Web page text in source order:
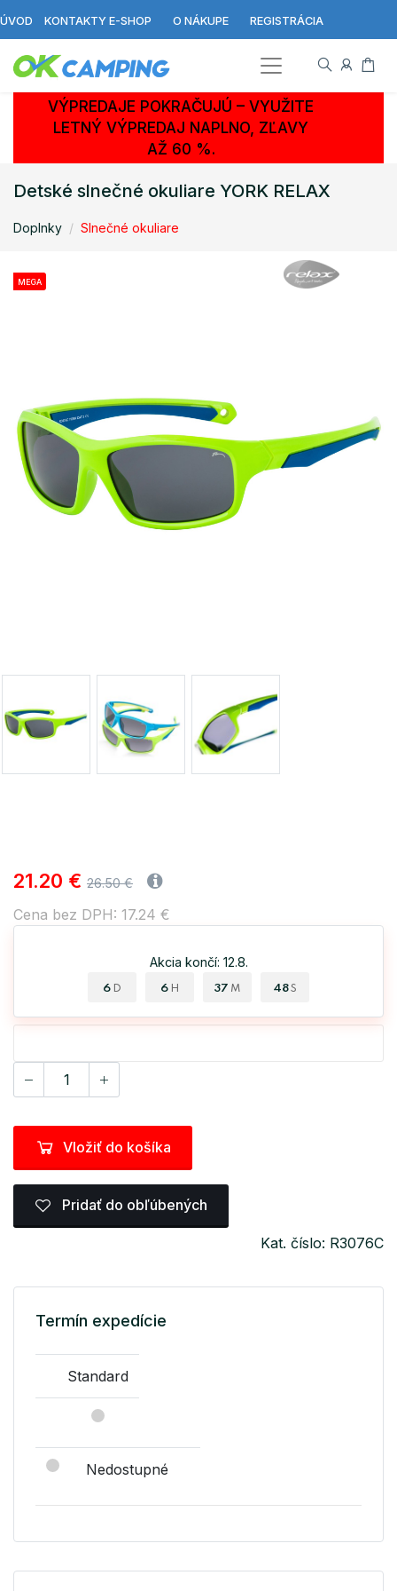
ÚVOD KONTAKTY E-SHOP O NÁKUPE REGISTRÁCIA
VÝPREDAJE POKRAČUJÚ – VYUŽITE
LETNÝ VÝPREDAJ NAPLNO, ZĽAVY
AŽ 60 %.
Detské slnečné okuliare YORK RELAX
Doplnky Slnečné okuliare
MEGA
21.20 € 26.50 €
Cena bez DPH: 17.24 €
Akcia končí: 12.8.
6 D 6 H 37 M 47 S
Vložiť do košíka
Pridať do obľúbených
Kat. číslo: R3076C
Termín expedície
Standard
Nedostupné